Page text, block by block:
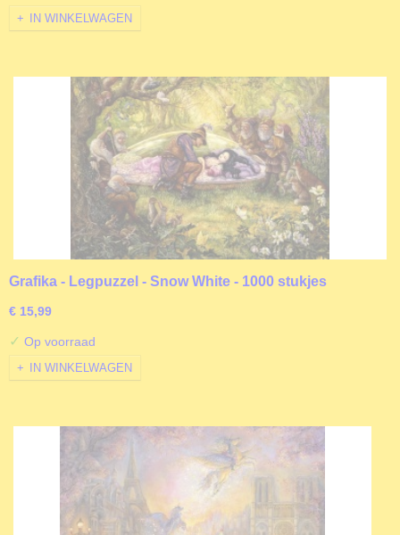
IN WINKELWAGEN
Grafika - Legpuzzel - Snow White - 1000 stukjes
€ 15,99
✓ Op voorraad
IN WINKELWAGEN